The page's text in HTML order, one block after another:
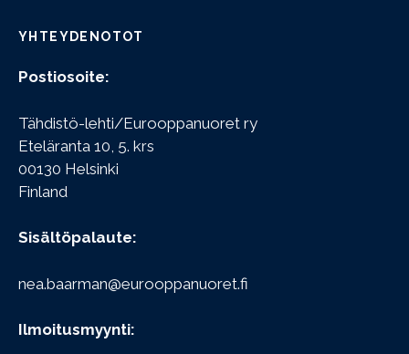
YHTEYDENOTOT
Postiosoite:
Tähdistö-lehti/Eurooppanuoret ry
Eteläranta 10, 5. krs
00130 Helsinki
Finland
Sisältöpalaute:
nea.baarman@eurooppanuoret.fi
Ilmoitusmyynti: